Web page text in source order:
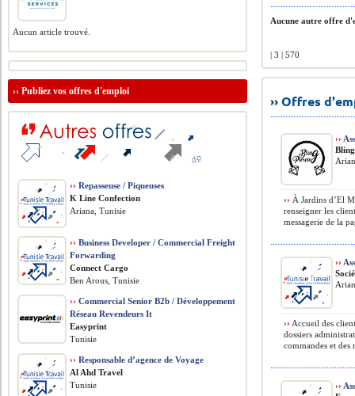
Aucune autre offre
| 3 | 570
›› Offres
››
›› À Jardins d’El
renseigner les
messagerie de la
››
›› Accueil des
dossiers
commandes et des
››
Aucun article trouvé.
››Publiez vos offres d'emploi
›› Repasseuse / Piqueuses
K Line Confection
Ariana, Tunisie
›› Business Developer / Commercial Freight
Forwarding
Connect Cargo
Ben Arous, Tunisie
›› Commercial Senior B2b / Développement
Réseau Revendeurs It
Easyprint
Tunisie
›› Responsable d’agence de Voyage
Al Ahd Travel
Tunisie